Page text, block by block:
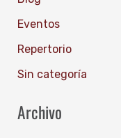
Eventos
Repertorio
Sin categoría
Archivo